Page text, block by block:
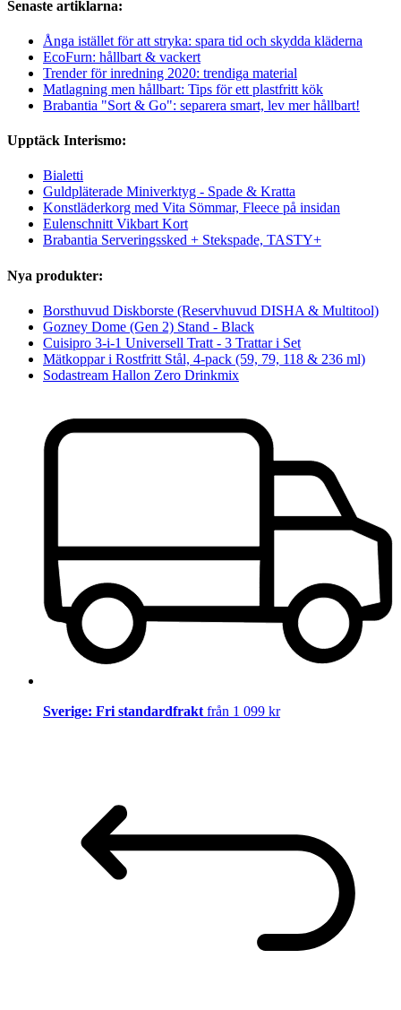
Senaste artiklarna:
Ånga istället för att stryka: spara tid och skydda kläderna
EcoFurn: hållbart & vackert
Trender för inredning 2020: trendiga material
Matlagning men hållbart: Tips för ett plastfritt kök
Brabantia "Sort & Go": separera smart, lev mer hållbart!
Upptäck Interismo:
Bialetti
Guldpläterade Miniverktyg - Spade & Kratta
Konstläderkorg med Vita Sömmar, Fleece på insidan
Eulenschnitt Vikbart Kort
Brabantia Serveringssked + Stekspade, TASTY+
Nya produkter:
Borsthuvud Diskborste (Reservhuvud DISHA & Multitool)
Gozney Dome (Gen 2) Stand - Black
Cuisipro 3-i-1 Universell Tratt - 3 Trattar i Set
Mätkoppar i Rostfritt Stål, 4-pack (59, 79, 118 & 236 ml)
Sodastream Hallon Zero Drinkmix
Sverige: Fri standardfrakt från 1 099 kr